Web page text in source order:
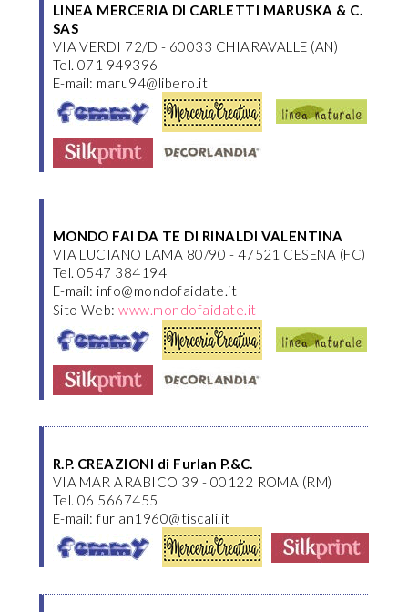
LINEA MERCERIA DI CARLETTI MARUSKA & C.
SAS
VIA VERDI 72/D - 60033 CHIARAVALLE (AN)
Tel. 071 949396
E-mail: maru94@libero.it
MONDO FAI DA TE DI RINALDI VALENTINA
VIA LUCIANO LAMA 80/90 - 47521 CESENA (FC)
Tel. 0547 384194
E-mail: info@mondofaidate.it
Sito Web:www.mondofaidate.it
R.P. CREAZIONI di Furlan P.&C.
VIA MAR ARABICO 39 - 00122 ROMA (RM)
Tel. 06 5667455
E-mail: furlan1960@tiscali.it